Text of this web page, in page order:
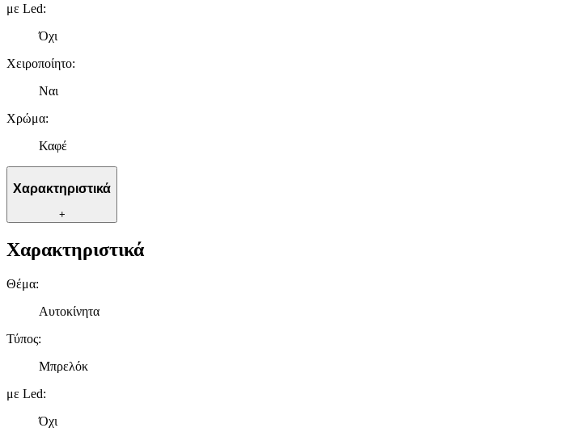
με Led:
Όχι
Χειροποίητο:
Ναι
Χρώμα:
Καφέ
Χαρακτηριστικά
+
Χαρακτηριστικά
Θέμα:
Αυτοκίνητα
Τύπος:
Μπρελόκ
με Led:
Όχι